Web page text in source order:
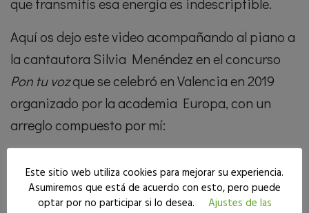
Aquí os dejo este video acompañando al piano a
la cantautora Silvia Menéndez en el concurso
Pon tu vozque se celebró en Valencia en 2019
organizado por la academia Europa, con un
arreglo compuesto por mí:
Este sitio web utiliza cookies para mejorar su experiencia.
Asumiremos que está de acuerdo con esto, pero puede
optar por no participar si lo desea.
Ajustes de las